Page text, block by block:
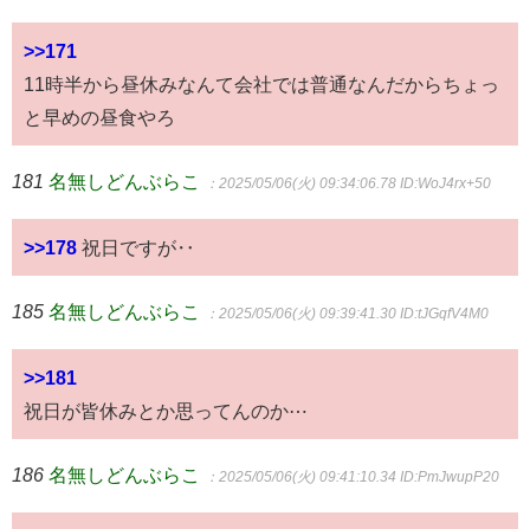
>>171
11時半から昼休みなんて会社では普通なんだからちょっ
と早めの昼食やろ
181 名無しどんぶらこ ：2025/05/06(火) 09:34:06.78 ID:WoJ4rx+50
>>178 祝日ですが‥
185 名無しどんぶらこ ：2025/05/06(火) 09:39:41.30 ID:tJGqfV4M0
>>181
祝日が皆休みとか思ってんのか⋯
186 名無しどんぶらこ ：2025/05/06(火) 09:41:10.34 ID:PmJwupP20